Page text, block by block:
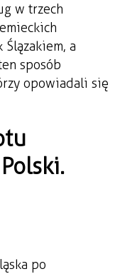
w trzech
Ślązakiem, a
sposób
opowiadali się
po